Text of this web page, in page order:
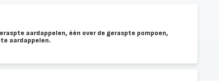
aardappelen, één over de geraspte pompoen,
aardappelen.